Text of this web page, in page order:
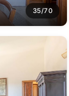
35/70